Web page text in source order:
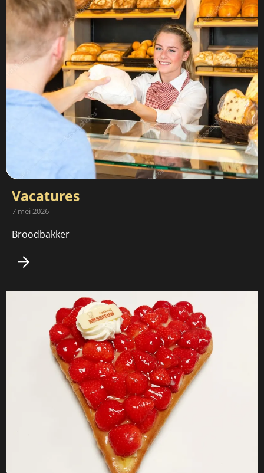
Vacatures
7 mei 2026
Broodbakker